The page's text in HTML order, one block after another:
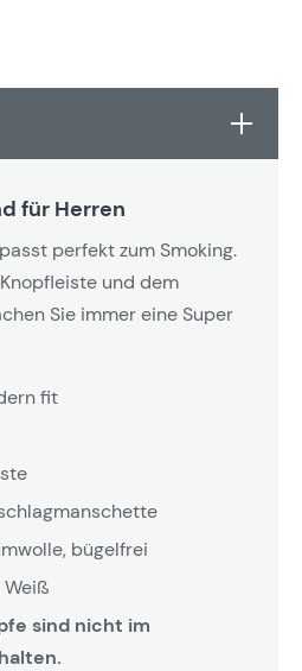
für Herren
perfekt zum Smoking.
und dem
Sie immer eine Super
fit
bügelfrei
Weiß
sind nicht im